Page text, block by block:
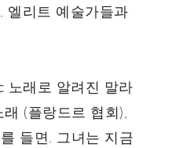
엘리트 예술가들과
노래로 알려진 말라
(플랑드르 협회),
들면. 그녀는 지금